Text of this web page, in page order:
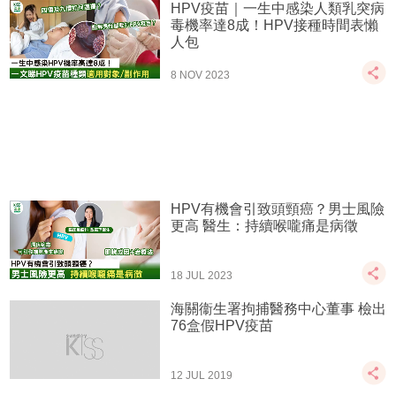
HPV疫苗｜一生中感染人類乳突病
毒機率達8成！HPV接種時間表懶
人包
8 NOV 2023
HPV有機會引致頭頸癌？男士風險
更高 醫生：持續喉嚨痛是病徵
18 JUL 2023
海關衞生署拘捕醫務中心董事 檢出
76盒假HPV疫苗
12 JUL 2019